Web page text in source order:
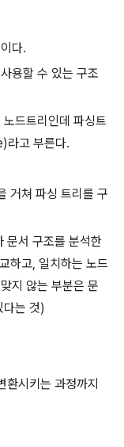
다.
용할 수 있는 구조
드트리인데 파싱트
고 부른다.
거쳐 파싱 트리를 구
문서 구조를 분석한
하고, 일치하는 노드
지 않는 부분은 문
다는 것)
시키는 과정까지